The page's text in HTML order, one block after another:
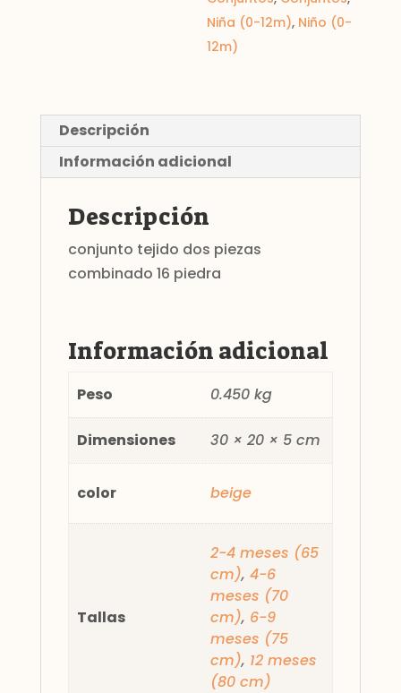
Niña (0-12m), Niño (0-
12m)
Descripción
Información adicional
Descripción
conjunto tejido dos piezas
combinado 16 piedra
Información adicional
Peso 0.450 kg
Dimensiones 30 × 20 × 5 cm
color beige
Tallas
2-4 meses (65
cm),4-6
meses (70
cm), 6-9
meses (75
cm), 12 meses
(80 cm)